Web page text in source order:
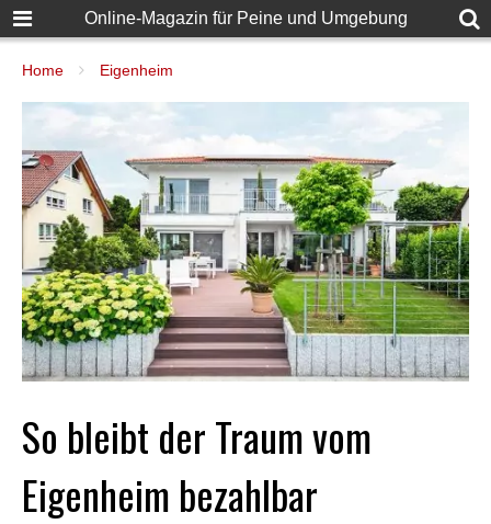
Online-Magazin für Peine und Umgebung
Home Eigenheim
So bleibt der Traum vom
Eigenheim bezahlbar